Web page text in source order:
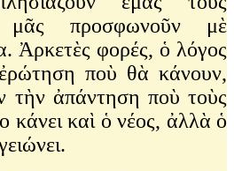
μᾶς προσφωνοῦν μὲ
Ἀρκετὲς φορές, ὁ λόγος
ἐρώτηση ποὺ θὰ κάνουν,
τὴν ἀπάντηση ποὺ τοὺς
κάνει καὶ ὁ νέος, ἀλλὰ ὁ